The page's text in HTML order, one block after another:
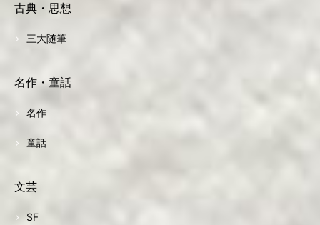
古典・思想
三大随筆
名作・童話
名作
童話
文芸
SF